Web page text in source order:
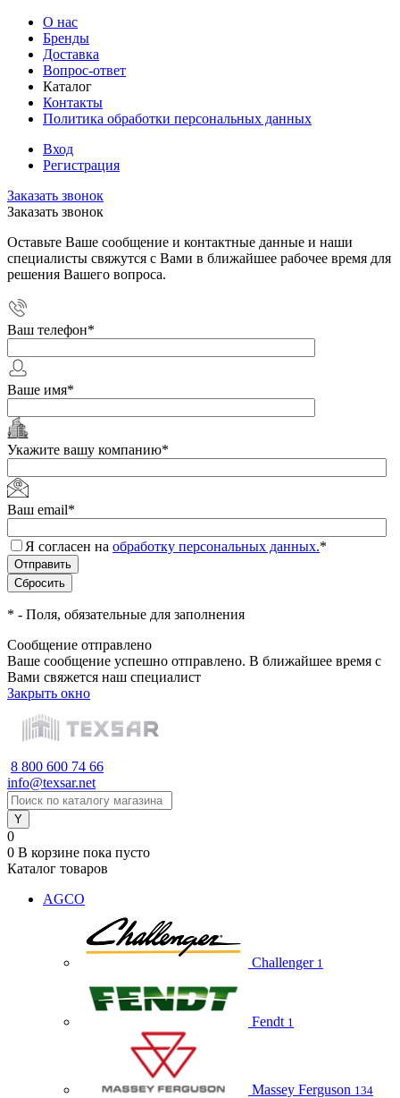
О нас
Бренды
Доставка
Вопрос-ответ
Каталог
Контакты
Политика обработки персональных данных
Вход
Регистрация
Заказать звонок
Заказать звонок
Оставьте Ваше сообщение и контактные данные и наши
специалисты свяжутся с Вами в ближайшее рабочее время для
решения Вашего вопроса.
Ваш телефон*
Ваше имя*
Укажите вашу компанию*
Ваш email*
Я согласен на обработку персональных данных.*
* - Поля, обязательные для заполнения
Сообщение отправлено
Ваше сообщение успешно отправлено. В ближайшее время с
Вами свяжется наш специалист
Закрыть окно
8 800 600 74 66
info@texsar.net
0
0 В корзине пока пусто
Каталог товаров
AGCO
Challenger 1
Fendt 1
Massey Ferguson 134